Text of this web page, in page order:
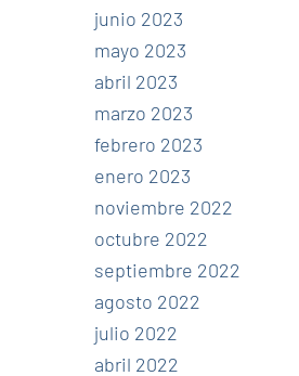
junio 2023
mayo 2023
abril 2023
marzo 2023
febrero 2023
enero 2023
noviembre 2022
octubre 2022
septiembre 2022
agosto 2022
julio 2022
abril 2022